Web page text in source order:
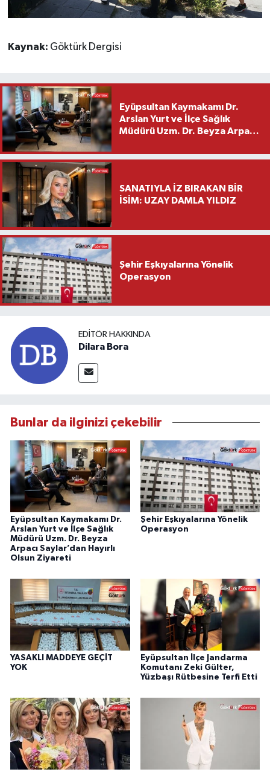
Kaynak: Göktürk Dergisi
Eyüpsultan Kaymakamı Dr.
Arslan Yurt ve İlçe Sağlık
Müdürü Uzm. Dr. Beyza Arpacı
Ziyareti
SANATIYLA İZ BIRAKAN BİR
İSİM: UZAY DAMLA YILDIZ
Şehir Eşkıyalarına Yönelik
Operasyon
EDITÖR HAKKINDA
Dilara Bora
Bunlar da ilginizi çekebilir
Eyüpsultan Kaymakamı Dr.
Arslan Yurt ve İlçe Sağlık
Müdürü Uzm. Dr. Beyza
Arpacı Saylar’dan Hayırlı
Olsun Ziyareti
Şehir Eşkıyalarına Yönelik
Operasyon
YASAKLI MADDEYE GEÇİT
YOK
Eyüpsultan İlçe Jandarma
Komutanı Zeki Gülter,
Yüzbaşı Rütbesine Terfi Etti